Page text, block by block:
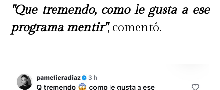
"Que tremendo, como le gusta a ese
programa mentir", comentó.